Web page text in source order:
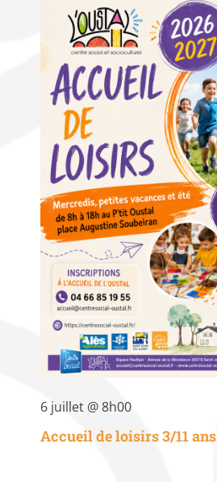
6 juillet @ 8h00
Accueil de loisirs 3/11 ans